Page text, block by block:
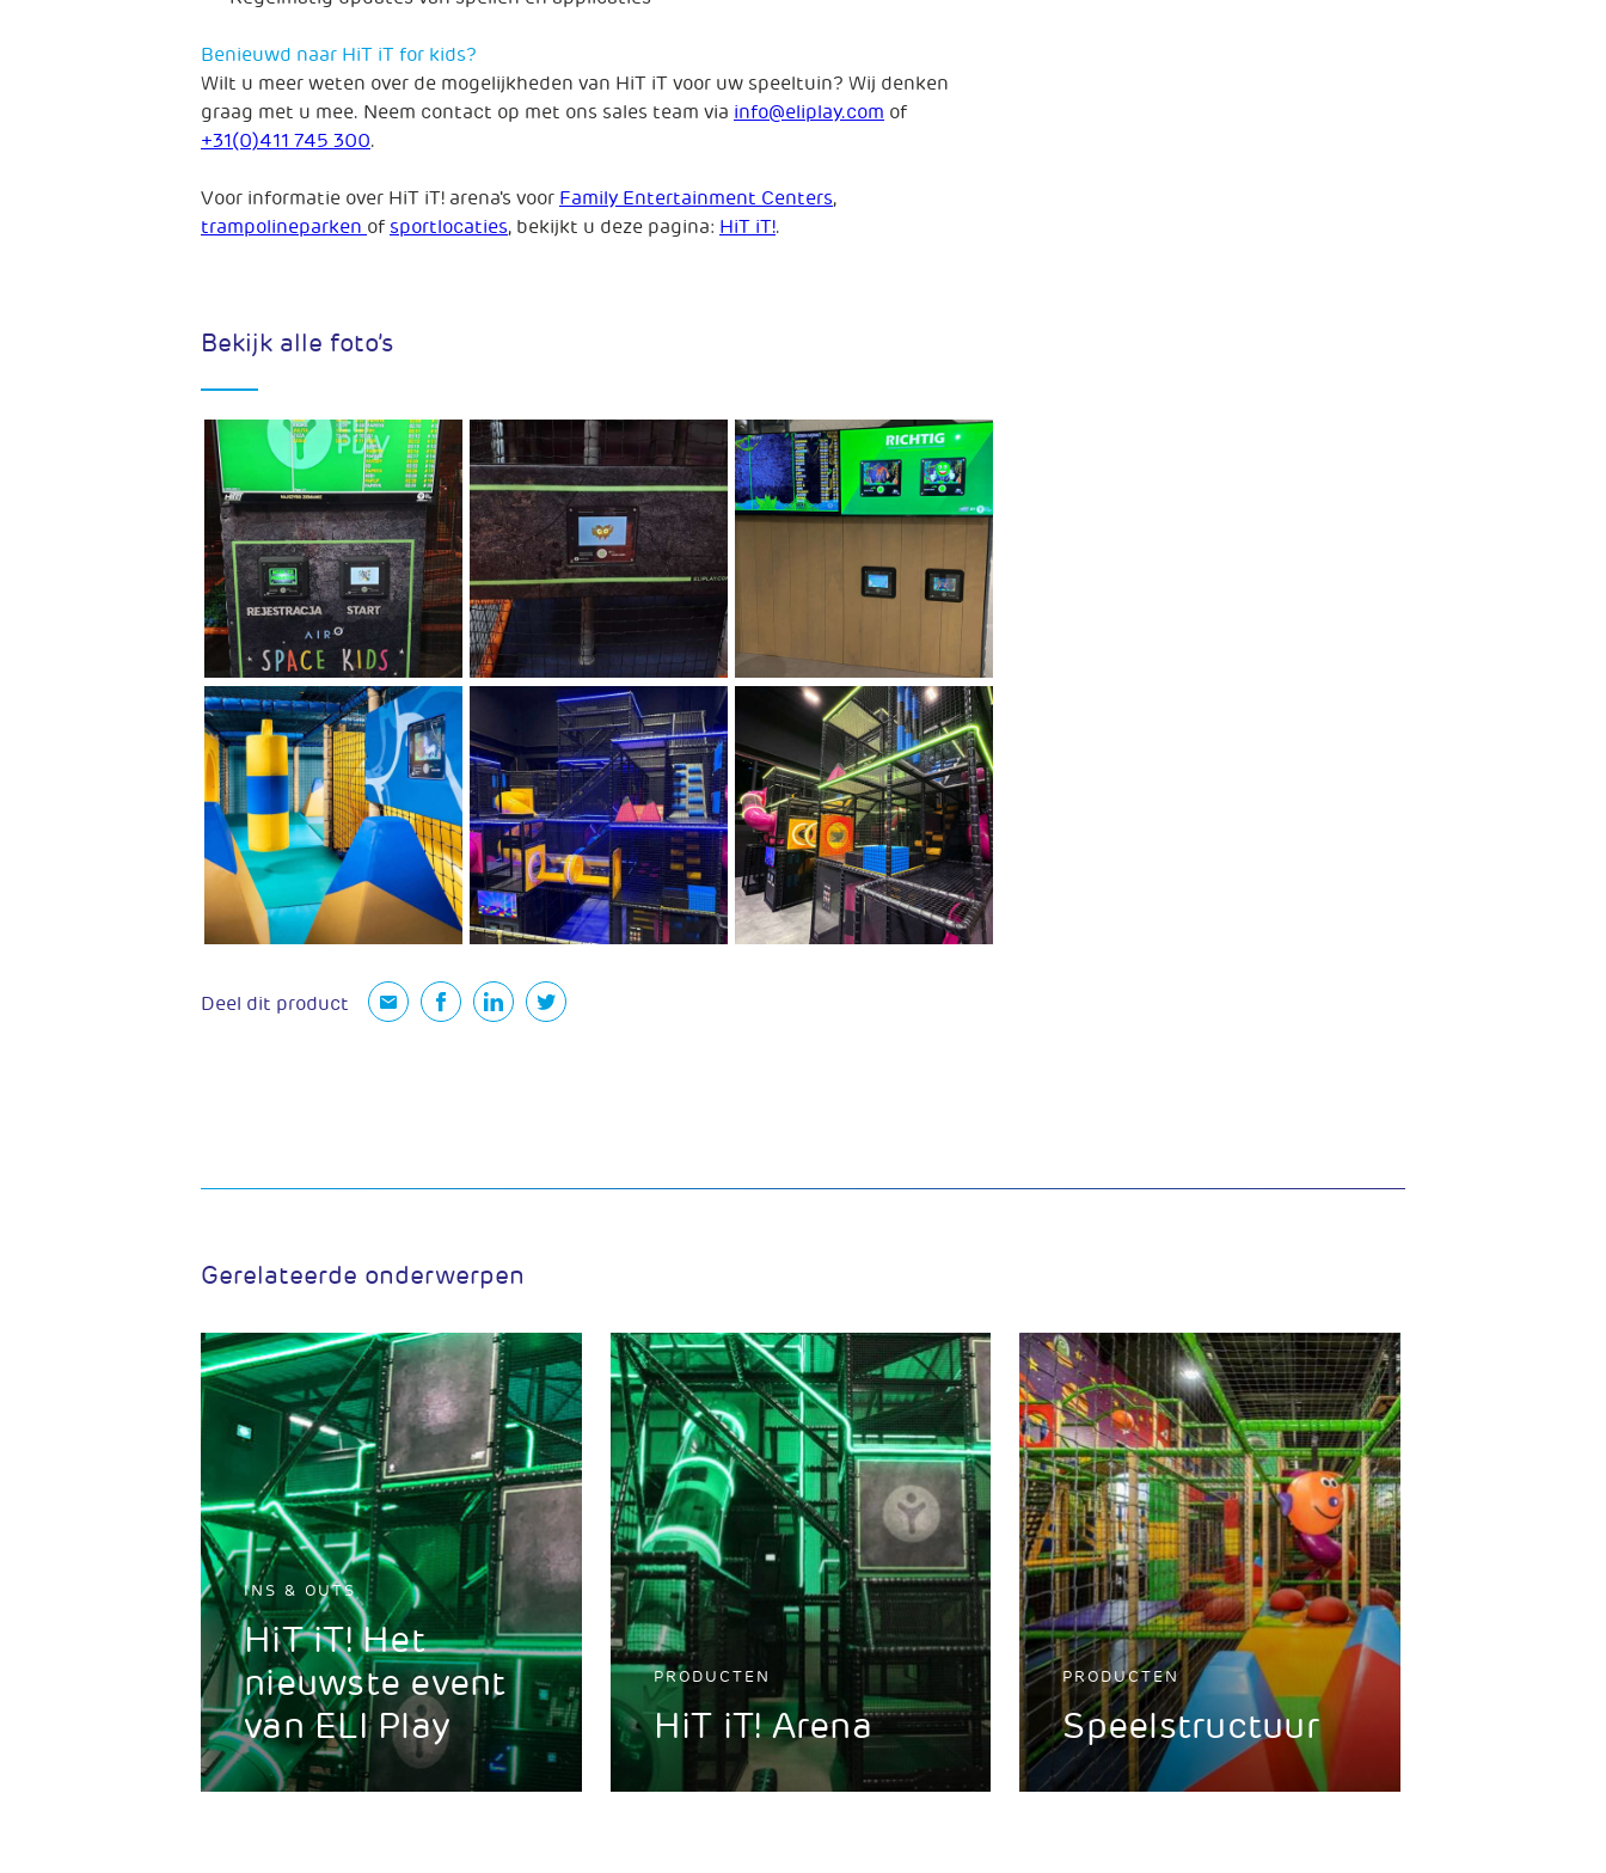
Benieuwd naar HiT iT for kids?
Wilt u meer weten over de mogelijkheden van HiT iT voor uw speeltuin? Wij denken
graag met u mee. Neem contact op met ons sales team via info@eliplay.com of
+31(0)411 745 300.
Voor informatie over HiT iT! arena's voor Family Entertainment Centers,
trampolineparken of sportlocaties, bekijkt u deze pagina: HiT iT!.
Bekijk alle foto’s
Deel dit product
Gerelateerde onderwerpen
INS & OUTS
HiT iT! Het
nieuwste event
van ELI Play
PRODUCTEN
HiT iT! Arena
PRODUCTEN
Speelstructuur